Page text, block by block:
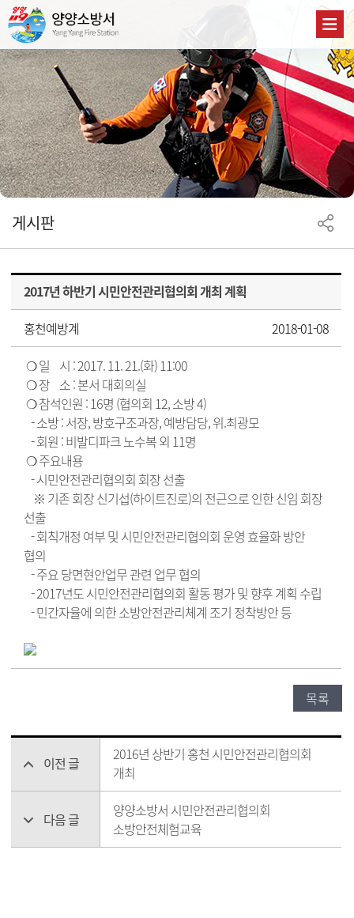
게시판
2017년 하반기 시민안전관리협의회 개최 계획
홍천예방계
2018-01-08
❍ 일 시 : 2017. 11. 21.(화) 11:00
❍ 장 소 : 본서 대회의실
❍ 참석인원 : 16명 (협의회 12, 소방 4)
- 소방 : 서장, 방호구조과장, 예방담당, 위.최광모
- 회원 : 비발디파크 노수복 외 11명
❍ 주요내용
- 시민안전관리협의회 회장 선출
※ 기존 회장 신기섭(하이트진로)의 전근으로 인한 신임 회장
선출
- 회칙개정 여부 및 시민안전관리협의회 운영 효율화 방안
협의
- 주요 당면현안업무 관련 업무 협의
- 2017년도 시민안전관리협의회 활동 평가 및 향후 계획 수립
- 민간자율에 의한 소방안전관리체계 조기 정착방안 등
목록
이전 글
2016년 상반기 홍천 시민안전관리협의회
개최
다음 글
양양소방서 시민안전관리협의회
소방안전체험교육